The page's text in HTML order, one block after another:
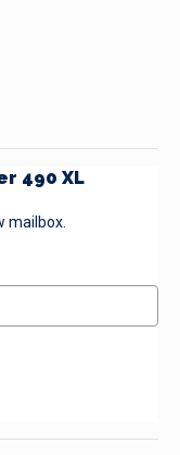
490 XL
mailbox.